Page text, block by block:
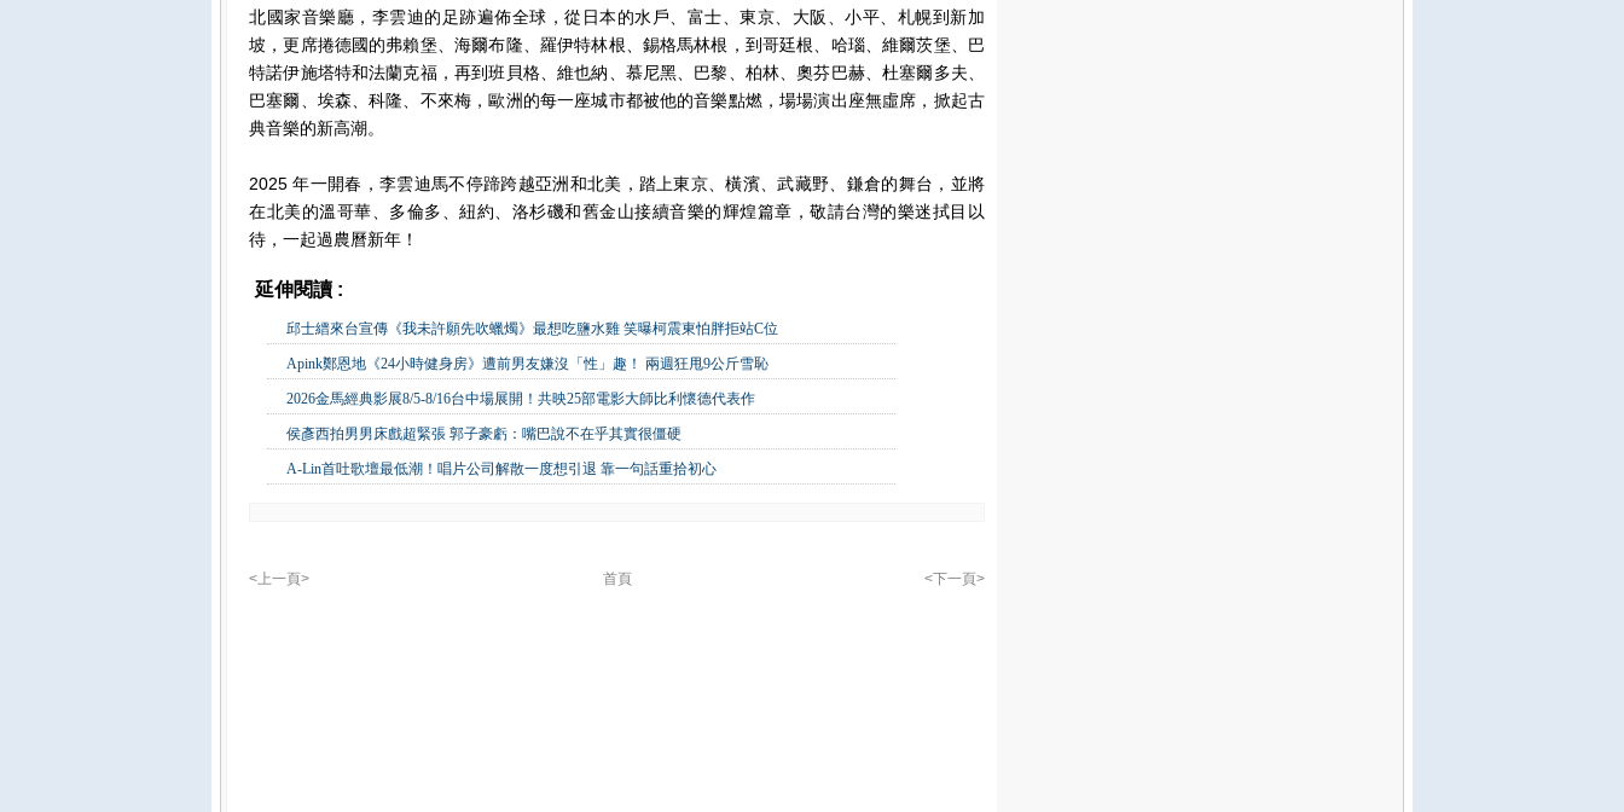
北國家音樂廳，李雲迪的足跡遍佈全球，從日本的水戶、富士、東京、大阪、小平、札幌到新加
坡，更席捲德國的弗賴堡、海爾布隆、羅伊特林根、錫格馬林根，到哥廷根、哈瑙、維爾茨堡、巴
特諾伊施塔特和法蘭克福，再到班貝格、維也納、慕尼黑、巴黎、柏林、奧芬巴赫、杜塞爾多夫、
巴塞爾、埃森、科隆、不來梅，歐洲的每一座城市都被他的音樂點燃，場場演出座無虛席，掀起古
典音樂的新高潮。
2025 年一開春，李雲迪馬不停蹄跨越亞洲和北美，踏上東京、橫濱、武藏野、鎌倉的舞台，並將
在北美的溫哥華、多倫多、紐約、洛杉磯和舊金山接續音樂的輝煌篇章，敬請台灣的樂迷拭目以
待，一起過農曆新年！
延伸閱讀 :
邱士縉來台宣傳《我未許願先吹蠟燭》最想吃鹽水雞 笑曝柯震東怕胖拒站C位
Apink鄭恩地《24小時健身房》遭前男友嫌沒「性」趣！ 兩週狂甩9公斤雪恥
2026金馬經典影展8/5-8/16台中場展開！共映25部電影大師比利懷德代表作
侯彥西拍男男床戲超緊張 郭子豪虧：嘴巴說不在乎其實很僵硬
A-Lin首吐歌壇最低潮！唱片公司解散一度想引退 靠一句話重拾初心
<上一頁> <下一頁>
首頁